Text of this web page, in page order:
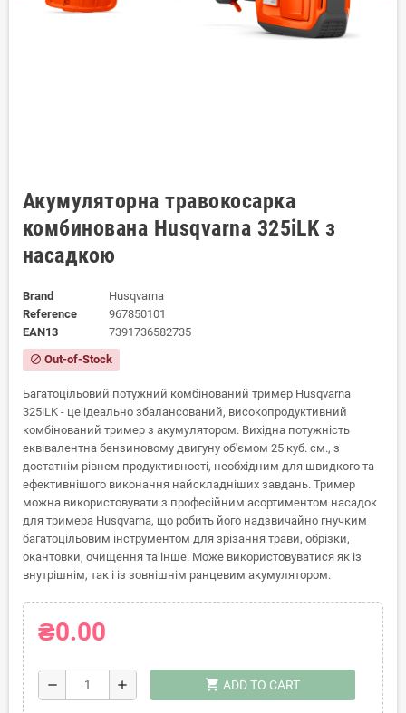
Акумуляторна травокосарка
комбинована Husqvarna 325iLK з
насадкою
Brand
Husqvarna
Reference
967850101
EAN13
7391736582735
block Out-of-Stock
Багатоцільовий потужний комбінований тример Husqvarna
325iLK - це ідеально збалансований, високопродуктивний
комбінований тример з акумулятором. Вихідна потужність
еквівалентна бензиновому двигуну об'ємом 25 куб. см., з
достатнім рівнем продуктивності, необхідним для швидкого та
ефективнішого виконання найскладніших завдань. Тример
можна використовувати з професійним асортиментом насадок
для тримера Husqvarna, що робить його надзвичайно гнучким
багатоцільовим інструментом для зрізання трави, обрізки,
окантовки, очищення та інше. Може використовуватися як із
внутрішнім, так і із зовнішнім ранцевим акумулятором.
₴0.00
remove add shopping_cart ADD TO CART